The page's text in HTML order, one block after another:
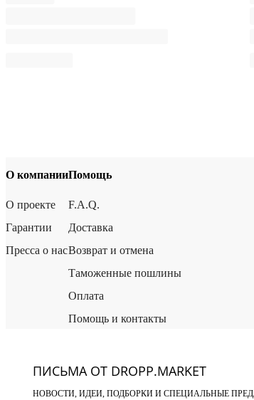
О компании
О проекте
Гарантии
Пресса о нас
Помощь
F.A.Q.
Доставка
Возврат и отмена
Таможенные пошлины
Оплата
Помощь и контакты
ПИСЬМА ОТ DROPP.MARKET
НОВОСТИ, ИДЕИ, ПОДБОРКИ И СПЕЦИАЛЬНЫЕ